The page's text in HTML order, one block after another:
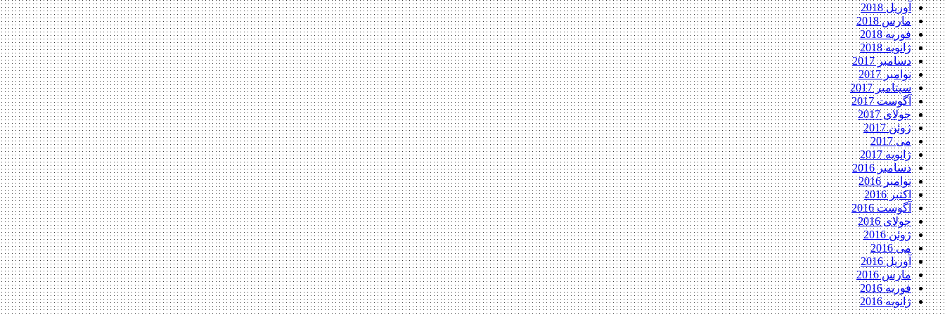
آوریل 2018
مارس 2018
فوریه 2018
ژانویه 2018
دسامبر 2017
نوامبر 2017
سپتامبر 2017
آگوست 2017
جولای 2017
ژوئن 2017
می 2017
ژانویه 2017
دسامبر 2016
نوامبر 2016
اکتبر 2016
آگوست 2016
جولای 2016
ژوئن 2016
می 2016
آوریل 2016
مارس 2016
فوریه 2016
ژانویه 2016